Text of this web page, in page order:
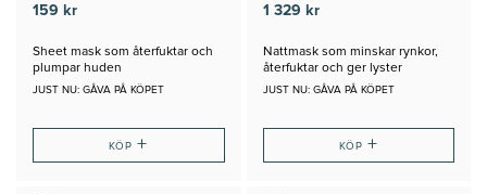
159 kr
Sheet mask som återfuktar och
plumpar huden
JUST NU: GÅVA PÅ KÖPET
KÖP+
1 329 kr
Nattmask som minskar rynkor,
återfuktar och ger lyster
JUST NU: GÅVA PÅ KÖPET
KÖP +